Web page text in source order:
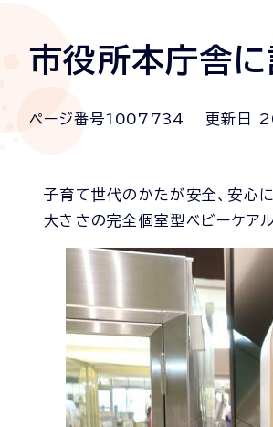
市役所本庁舎
ページ番号1007734 更新日
子育て世代のかたが安全、安心
大きさの完全個室型ベビーケア